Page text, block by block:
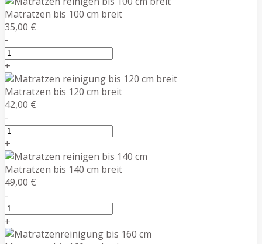
Matratzen bis 100 cm breit
35,00 €
-
+
Matratzen bis 120 cm breit
42,00 €
-
+
Matratzen bis 140 cm breit
49,00 €
-
+